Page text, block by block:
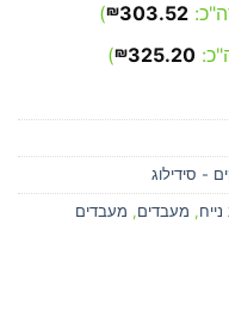
₪303.52
)
₪325.20
)
- סידילוג
, מעבדים, מעבדים